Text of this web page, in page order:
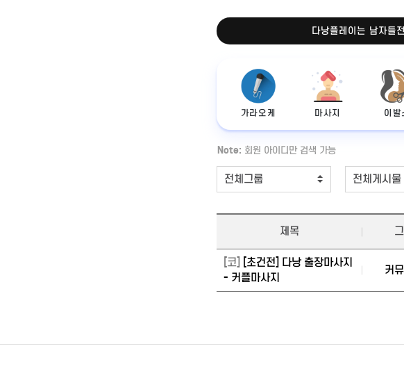
다낭플레이는 남자들
가라오케 마사지 이발
Note: 회원 아이디만 검색 가능
제목
[코]
[초건전] 다낭 출장마사지
- 커플마사지
커